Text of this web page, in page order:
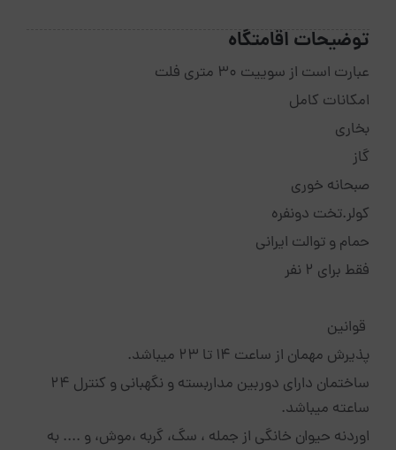
توضیحات اقامتگاه
عبارت است از سوییت ۳۰ متری فلت
امکانات کامل
بخاری
گاز
صبحانه خوری
کولر.تخت دونفره
حمام و توالت ایرانی
فقط برای ۲ نفر
قوانین
پذیرش مهمان از ساعت 14 تا 23 میباشد.
ساختمان دارای دوربین مداربسته و نگهبانی و کنترل ۲۴
ساعته میباشد.
اوردنه حیوان خانگی از جمله ، سگ، گربه ،موش، و .... به